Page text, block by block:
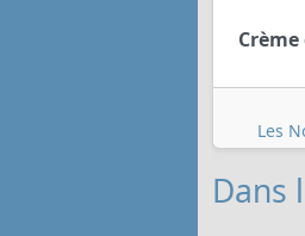
Les
Dans